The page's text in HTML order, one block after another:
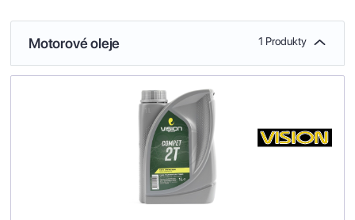
Motorové oleje 1 Produkty